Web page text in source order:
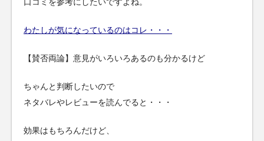
わたしが気になっているのはコレ・・・
【賛否両論】意見がいろいろあるのも分かるけど
ちゃんと判断したいので
ネタバレやレビューを読んでると・・・
効果はもちろんだけど、